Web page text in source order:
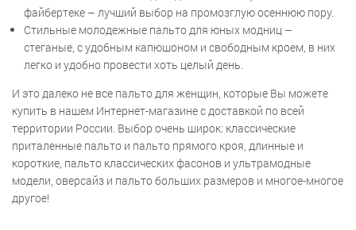
файбертеке – лучший выбор на промозглую осеннюю пору.
Стильные молодежные пальто для юных модниц –
стеганые, с удобным капюшоном и свободным кроем, в них
легко и удобно провести хоть целый день.
И это далеко не все пальто для женщин, которые Вы можете
купить в нашем Интернет-магазине с доставкой по всей
территории России. Выбор очень широк: классические
приталенные пальто и пальто прямого кроя, длинные и
короткие, пальто классических фасонов и ультрамодные
модели, оверсайз и пальто больших размеров и многое-многое
другое!